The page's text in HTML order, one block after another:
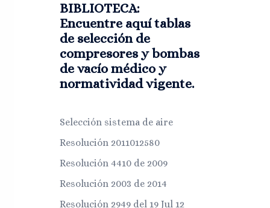
BIBLIOTECA:
Encuentre aquí tablas
de selección de
compresores y bombas
de vacío médico y
normatividad vigente.
Selección sistema de aire
Resolución 2011012580
Resolución 4410 de 2009
Resolución 2003 de 2014
Resolución 2949 del 19 Jul 12